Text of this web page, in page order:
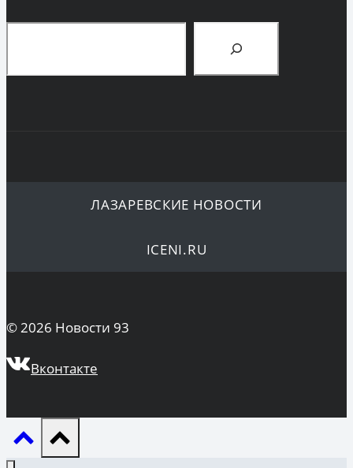
ЛАЗАРЕВСКИЕ НОВОСТИ
ICENI.RU
© 2026 Новости 93
Вконтакте